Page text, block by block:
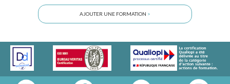
COACHING
NOUS CONNAÎTRE
CONSEILS MICRO-COACHING
PODCAST
AJOUTER UNE FORMATION >